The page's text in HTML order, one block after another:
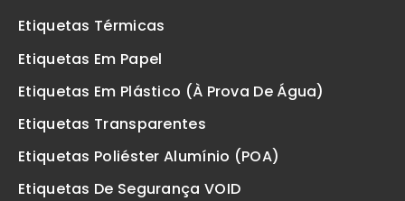
Etiquetas Térmicas
Etiquetas Em Papel
Etiquetas Em Plástico (à Prova De Água)
Etiquetas Transparentes
Etiquetas Poliéster Alumínio (POA)
Etiquetas De Segurança VOID